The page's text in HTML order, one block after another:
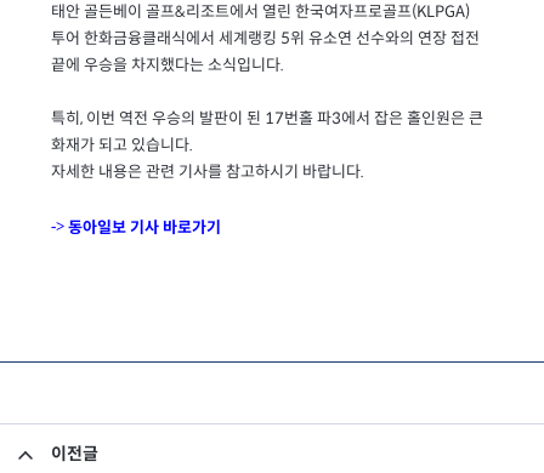
태안 골든베이 골프&리조트에서 열린 한국여자프로골프(KLPGA)
투어 한화금융클래식에서 세계랭킹 5위 유소연 선수와의 연장 접전
끝에 우승을 차지했다는 소식입니다.
특히 , 이번 역전 우승의 발판이 된 17번홀 파3에서 잡은홀인원은큰
화재가 되고 있습니다.
자세한 내용은 관련 기사를 참고하시기 바랍니다.
-> 동아일보기사 바로가기
이전글